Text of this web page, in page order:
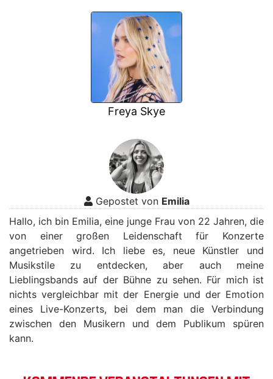
Freya Skye
Gepostet von Emilia
Hallo, ich bin Emilia, eine junge Frau von 22 Jahren, die
von einer großen Leidenschaft für Konzerte
angetrieben wird. Ich liebe es, neue Künstler und
Musikstile zu entdecken, aber auch meine
Lieblingsbands auf der Bühne zu sehen. Für mich ist
nichts vergleichbar mit der Energie und der Emotion
eines Live-Konzerts, bei dem man die Verbindung
zwischen den Musikern und dem Publikum spüren
kann.